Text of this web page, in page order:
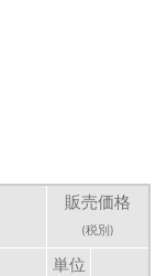
販売価格
(税別)
単位